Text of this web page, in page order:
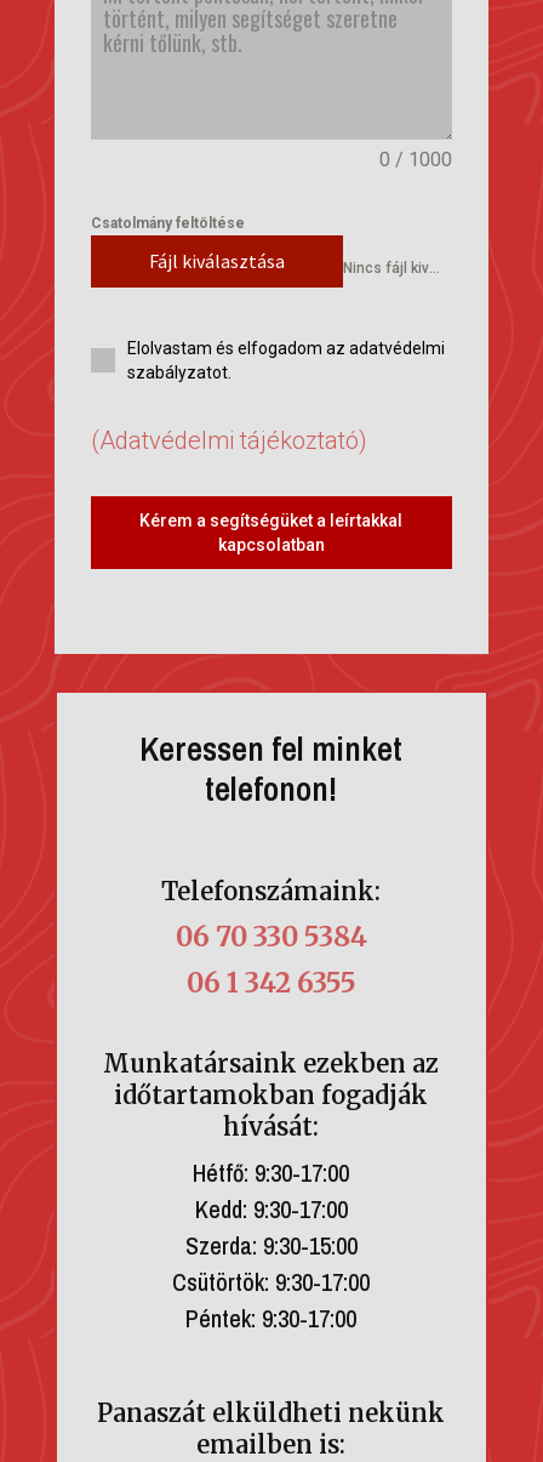
0 / 1000
Csatolmány feltöltése
Fájl kiválasztása Nincs fájl kiválasztva
Elolvastam és elfogadom az adatvédelmi
szabályzatot.
(Adatvédelmi tájékoztató)
Kérem a segítségüket a leírtakkal
kapcsolatban
Keressen fel minket
telefonon!
Telefonszámaink:
06 70 330 5384
06 1 342 6355
Munkatársaink ezekben az
időtartamokban fogadják
hívását:
Hétfő: 9:30-17:00
Kedd: 9:30-17:00
Szerda: 9:30-15:00
Csütörtök: 9:30-17:00
Péntek: 9:30-17:00
Panaszát elküldheti nekünk
emailben is: